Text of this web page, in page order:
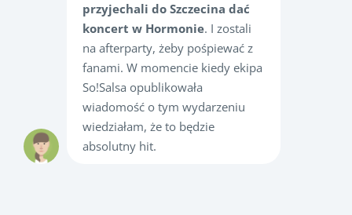
przyjechali do Szczecina dać
koncert w Hormonie. I zostali
na afterparty, żeby pośpiewać z
fanami. W momencie kiedy ekipa
So!Salsa opublikowała
wiadomość o tym wydarzeniu
wiedziałam, że to będzie
absolutny hit.